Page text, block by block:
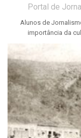
Portal de
Alunos de
importância da